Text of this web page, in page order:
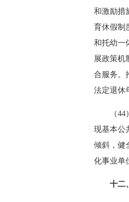
和激励措
育休假制
和托幼一
展政策机
合服务。
法定退休
（
现基本公
倾斜，健
化事业单
十二